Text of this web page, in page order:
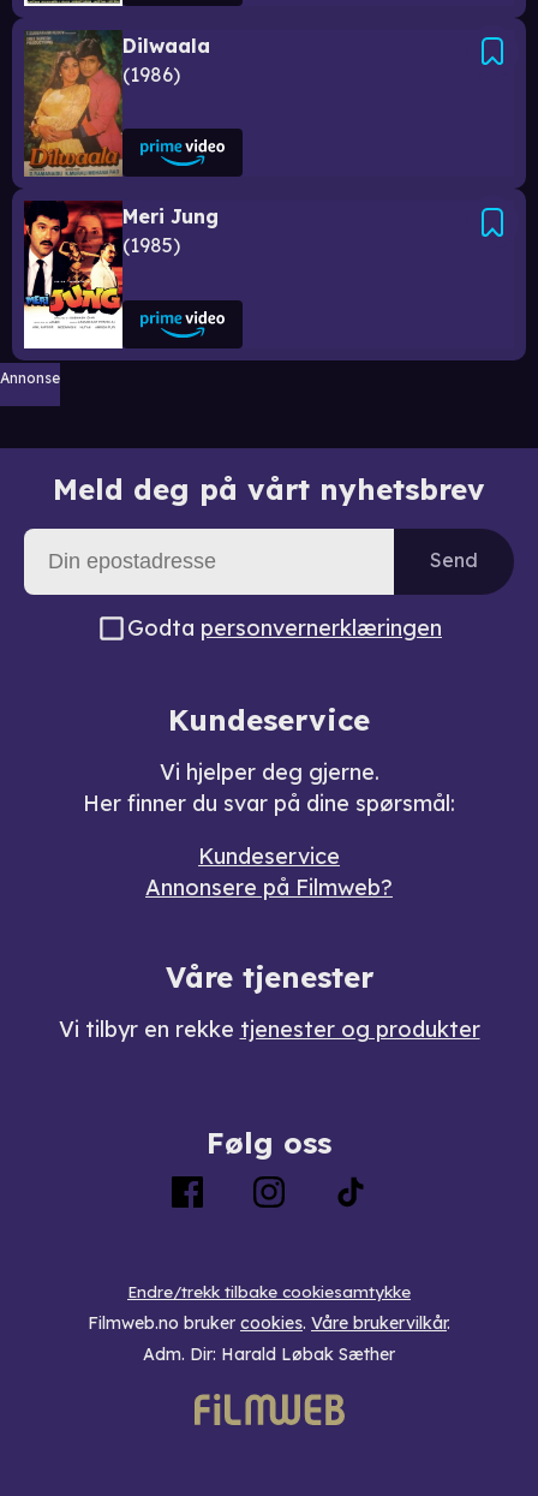
Dilwaala
1986
Meri Jung
1985
Annonse
Meld deg på vårt nyhetsbrev
Send
Godta personvernerklæringen
Kundeservice
Vi hjelper deg gjerne.
Her finner du svar på dine spørsmål:
Kundeservice
Annonsere på Filmweb?
Våre tjenester
Vi tilbyr en rekke tjenester og produkter
Følg oss
Endre/trekk tilbake cookiesamtykke
Filmweb.no bruker cookies. Våre brukervilkår.
Adm. Dir: Harald Løbak Sæther